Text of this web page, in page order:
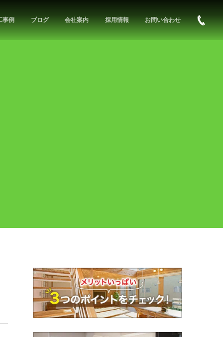
事例 ブログ 会社案内 採用情報 お問い合わせ